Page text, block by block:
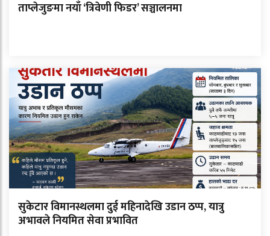
ताप्लेजुङमा नयाँ ‘त्रिवेणी फिडर’ सञ्चालनमा
सुकेटार विमानस्थलमा दुई महिनादेखि उडान ठप्प, यात्रु
अभावले नियमित सेवा प्रभावित